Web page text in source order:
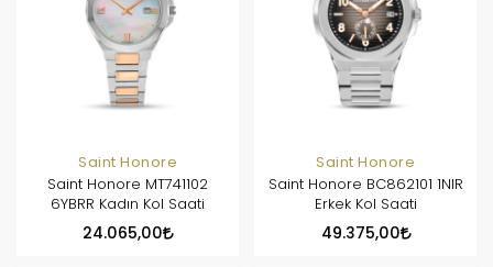
Saint Honore
Saint Honore MT741102
6YBRR Kadın Kol Saati
24.065,00
Saint Honore
Saint Honore BC862101 1NIR
Erkek Kol Saati
49.375,00